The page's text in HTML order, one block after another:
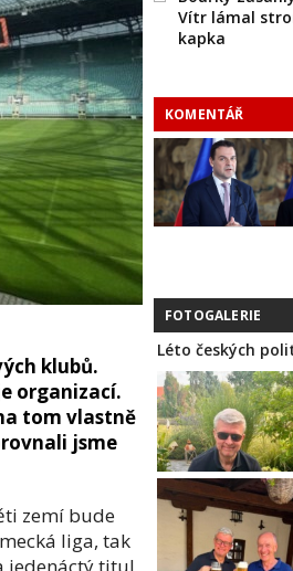
klubů.
organizací.
tom vlastně
jsme
zemí bude
liga, tak
Vítr lámal
kapka
KOMENTÁŘ
FOTOGALERIE
Léto českých